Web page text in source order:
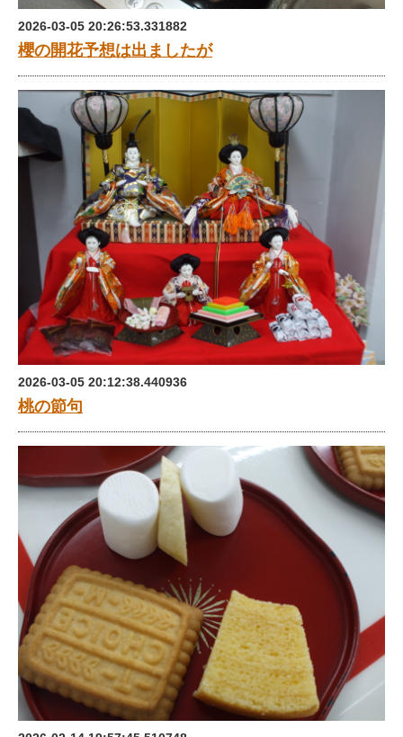
2026-03-05 20:26:53.331882
櫻の開花予想は出ましたが
2026-03-05 20:12:38.440936
桃の節句